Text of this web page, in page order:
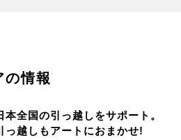
歴史を持ったこの祭りは、今
たお囃子が賑やかな「よさこ
の情報
全国の引っ越しをサポート。
っ越しもアートにおまかせ!